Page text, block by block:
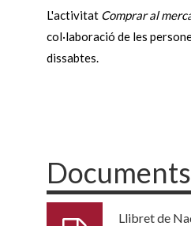
L'activitat Comprar al
col·laboració de les
dissabtes.
Llibret de